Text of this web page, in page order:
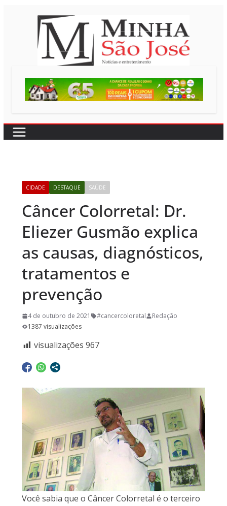
CIDADE DESTAQUE SAÚDE
Câncer Colorretal: Dr.
Eliezer Gusmão explica
as causas, diagnósticos,
tratamentos e
prevenção
4 de outubro de 2021 #cancercoloretal
Redação
1387 visualizações
visualizações 967
Você sabia que o Câncer Colorretal é o terceiro